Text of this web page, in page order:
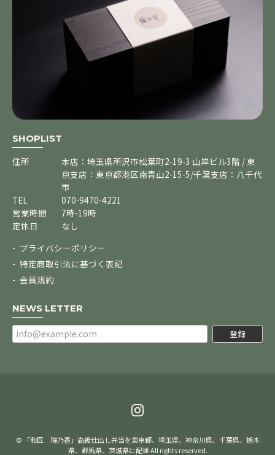
SHOPLIST
住所
本店：埼玉県所沢市松葉町2-19-3 山岸ビル3階 / 東
京支店：東京都港区南青山2-15-5/千葉支店：八千代
市
TEL
070-9470-4221
営業時間
7時-19時
定休日
なし
プライバシーポリシー
特定商取引法に基づく表記
会員規約
NEWS LETTER
登録
© 「和匠 瑞乃香」高級仕出し弁当を東京都、埼玉県、神奈川県、千葉県、栃木
県、群馬県、茨城県に配達 All rights reserved.